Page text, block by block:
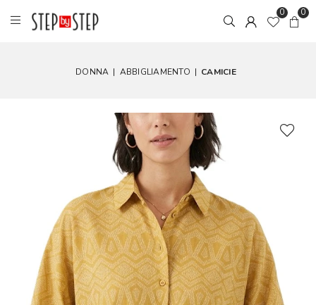
0 0
DONNA | ABBIGLIAMENTO | CAMICIE